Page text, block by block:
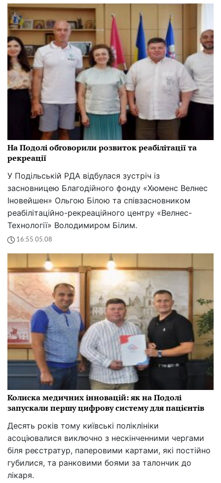
На Подолі обговорили розвиток реабілітації та
рекреації
У Подільській РДА відбулася зустріч із
засновницею Благодійного фонду «Хюменс Велнес
Іновейшен» Ольгою Білою та співзасновником
реабілітаційно-рекреаційного центру «Велнес-
Технології» Володимиром Білим.
16:55 05.08
Колиска медичних інновацій: як на Подолі
запускали першу цифрову систему для пацієнтів
Десять років тому київські поліклініки
асоціювалися виключно з нескінченними чергами
біля реєстратур, паперовими картами, які постійно
губилися, та ранковими боями за талончик до
лікаря.